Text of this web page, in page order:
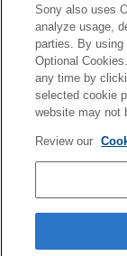
DSEE
aralık
DSEE
telafisi)
DSEE
telafisi)
etme (
[Sistem]
[Hizmetler]
Dil Seçimi
4-730-255-16(1)
Sony also uses
analyze usage,
parties. By
Optional
any time by
selected cookie
website may not
Review our